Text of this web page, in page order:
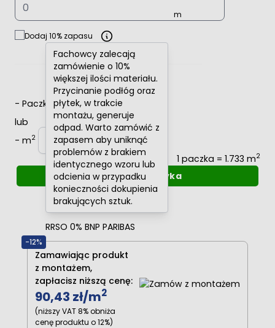
Dodaj 10% zapasu
Fachowcy zalecają
zamówienie o 10%
większej ilości materiału.
Przycinanie podłóg oraz
płytek, w trakcie
montażu, generuje
odpad. Warto zamówić z
zapasem aby uniknąć
problemów z brakiem
identycznego wzoru lub
odcienia w przypadku
konieczności dokupienia
brakujących sztuk.
- Paczki
+
lub
- m2
+
1 paczka = 1.733 m2
Dodaj do koszyka
Oblicz raty0%
RRSO 0% BNP PARIBAS
-12%
Zamawiając produkt
z montażem,
zapłacisz niższą cenę:
90,43 zł/m2
(niższy VAT 8% obniża
cenę produktu o 12%)